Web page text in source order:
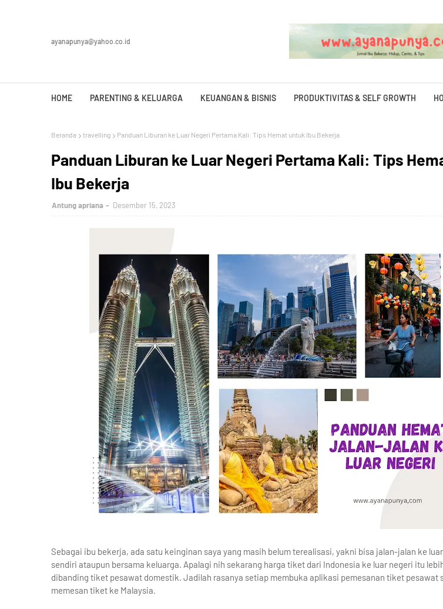
ayanapunya@yahoo.co.id
HOME PARENTING & KELUARGA KEUANGAN & BISNIS PRODUKTIVITAS & SELF GROWTH
Beranda travelling Panduan Liburan ke Luar Negeri Pertama Kali: Tips Hemat untuk Ibu Bekerja
Panduan Liburan ke Luar Negeri Pertama Kali: Tips
Ibu Bekerja
Antung apriana Desember 15, 2023
Sebagai ibu bekerja, ada satu keinginan saya yang masih belum terealisasi, yakni bisa jalan-jalan ke
sendiri ataupun bersama keluarga. Apalagi nih sekarang harga tiket dari Indonesia ke luar negeri itu
dibanding tiket pesawat domestik. Jadilah rasanya setiap membuka aplikasi pemesanan tiket pesawat
memesan tiket ke Malaysia.